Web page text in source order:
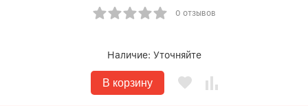
0 отзывов
Наличие: Уточняйте
В корзину